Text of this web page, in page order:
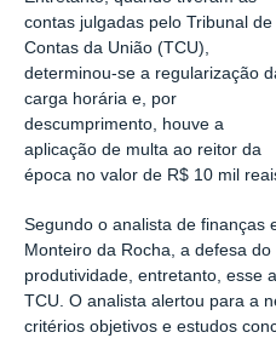
contas julgadas pelo Tribunal de
Contas da União (TCU),
determinou-se a regularização
carga horária e, por
descumprimento, houve a
aplicação de multa ao reitor da
época no valor de R$ 10 mil
Segundo o analista de finanças
Monteiro da Rocha, a defesa
produtividade, entretanto, esse
TCU. O analista alertou para a
critérios objetivos e estudos